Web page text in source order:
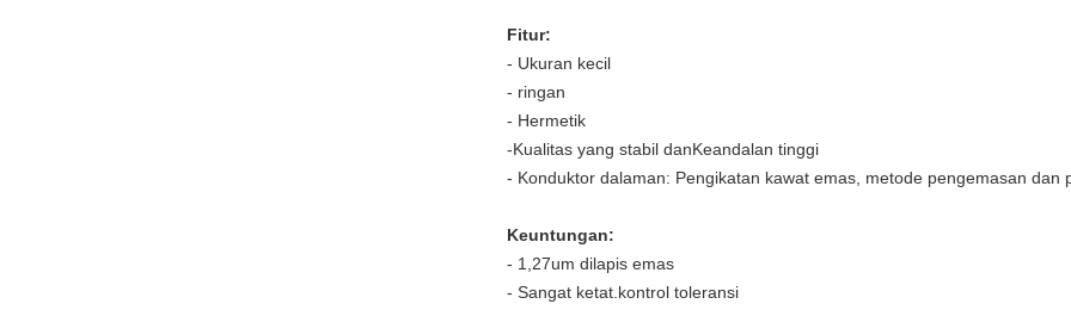
Fitur:
- Ukuran kecil
- ringan
- Hermetik
-Kualitas yang stabil danKeandalan tinggi
- Konduktor dalaman: Pengikatan kawat emas, metode pengemasan dan
Keuntungan:
- 1,27um dilapis emas
- Sangat ketat. kontrol toleransi